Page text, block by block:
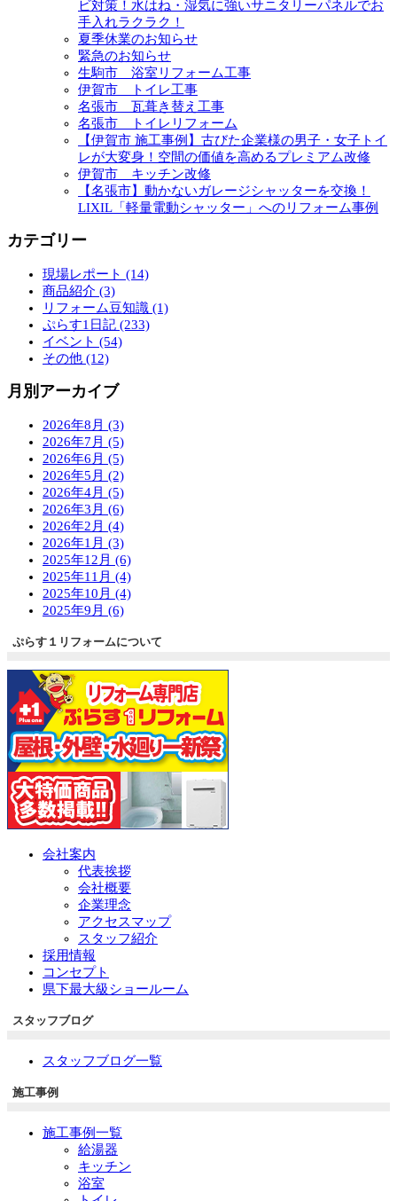
ビ対策！水はね・湿気に強いサニタリーパネルでお
手入れラクラク！
夏季休業のお知らせ
緊急のお知らせ
生駒市 浴室リフォーム工事
伊賀市 トイレ工事
名張市 瓦葺き替え工事
名張市 トイレリフォーム
【伊賀市 施工事例】古びた企業様の男子・女子トイ
レが大変身！空間の価値を高めるプレミアム改修
伊賀市 キッチン改修
【名張市】動かないガレージシャッターを交換！
LIXIL「軽量電動シャッター」へのリフォーム事例
カテゴリー
現場レポート (14)
商品紹介 (3)
リフォーム豆知識 (1)
ぷらす1日記 (233)
イベント (54)
その他 (12)
月別アーカイブ
2026年8月 (3)
2026年7月 (5)
2026年6月 (5)
2026年5月 (2)
2026年4月 (5)
2026年3月 (6)
2026年2月 (4)
2026年1月 (3)
2025年12月 (6)
2025年11月 (4)
2025年10月 (4)
2025年9月 (6)
ぷらす１リフォームについて
会社案内
代表挨拶
会社概要
企業理念
アクセスマップ
スタッフ紹介
採用情報
コンセプト
県下最大級ショールーム
スタッフブログ
スタッフブログ一覧
施工事例
施工事例一覧
給湯器
キッチン
浴室